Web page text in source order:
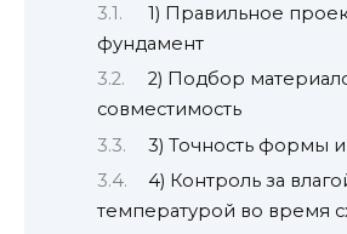
1) Правильное
фундамент
2) Подбор
совместимость
3) Точность формы
4) Контроль за
температурой во время